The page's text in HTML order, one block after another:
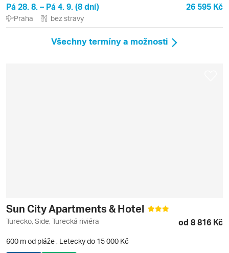
Pá 28. 8. – Pá 4. 9. (8 dní) 26 595 Kč
Praha bez stravy
Všechny termíny a možnosti
Sun City Apartments & Hotel
Turecko, Side, Turecká riviéra od 8 816 Kč
600 m od pláže , Letecky do 15 000 Kč